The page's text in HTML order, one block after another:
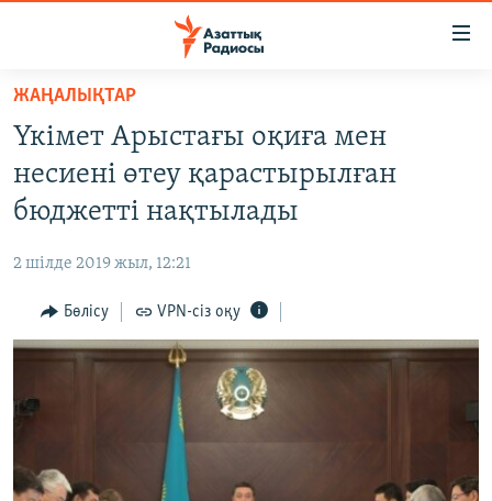
Skip
main
content
Skip
main
to
AZATTYQTV
АДАМ ҚҰҚЫҚТАРЫ
ӘЛЕУМЕТ
ӘЛЕМ
АРНАЙЫ ЖОБАЛАР
ЖАҢАЛЫҚТАР
Үкімет Арыстағы оқиға мен
несиені өтеу қарастырылған
бюджетті нақтылады
2 шілде 2019 жыл, 12:21
Бөлісу VPN-сіз оқу